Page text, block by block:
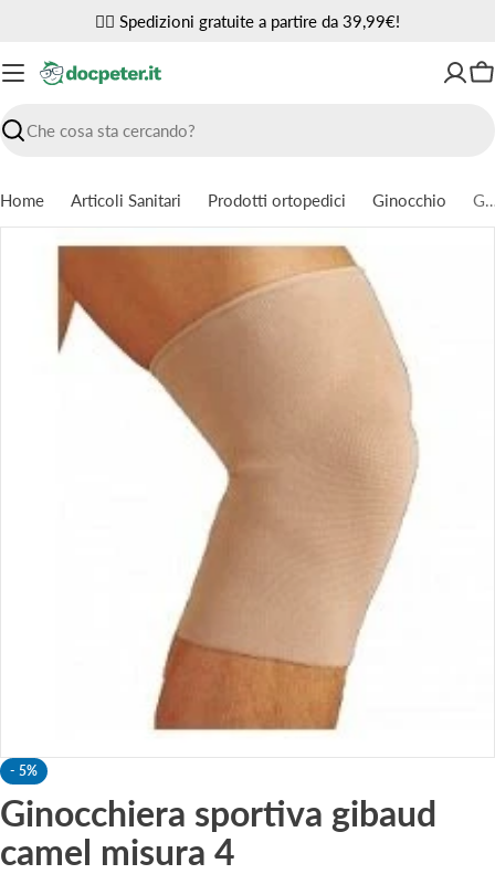
contenuto
✌🏼 Spedizioni gratuite a partire da 39,99€!
Ricerca
Home Articoli Sanitari Prodotti ortopedici Ginocchio
Ginocchiera sportiva
prodotto
Apri supporto 0 in modalità modale
- 5%
Ginocchiera sportiva gibaud
camel misura 4